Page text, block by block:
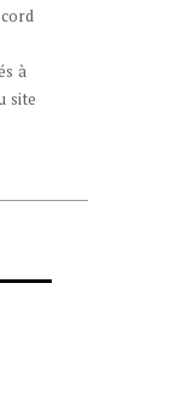
à
site